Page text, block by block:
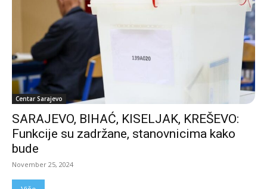
Centar Sarajevo
SARAJEVO, BIHAĆ, KISELJAK, KREŠEVO:
Funkcije su zadržane, stanovnicima kako
bude
November 25, 2024